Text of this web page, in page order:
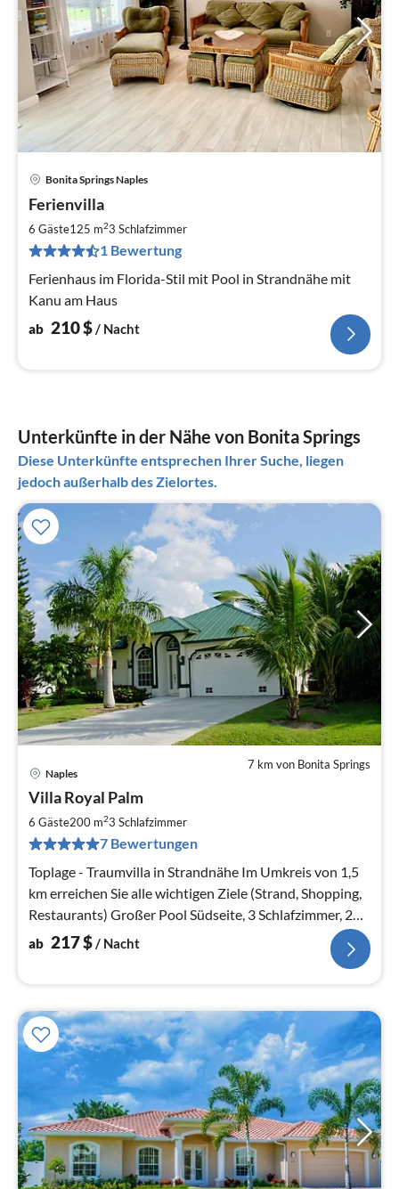
Bonita Springs Naples
Ferienvilla
6 Gäste125 m23 Schlafzimmer
1 Bewertung
Ferienhaus im Florida-Stil mit Pool in Strandnähe mit
Kanu am Haus
ab 210$/ Nacht
Unterkünfte in der Nähe von Bonita Springs
Diese Unterkünfte entsprechen Ihrer Suche, liegen
jedoch außerhalb des Zielortes.
7 km von Bonita Springs
Naples
Villa Royal Palm
6 Gäste200 m23 Schlafzimmer
7 Bewertungen
Toplage - Traumvilla in Strandnähe Im Umkreis von 1,5
km erreichen Sie alle wichtigen Ziele (Strand, Shopping,
Restaurants) Großer Pool Südseite, 3 Schlafzimmer, 2
Bäder
ab 217$/ Nacht